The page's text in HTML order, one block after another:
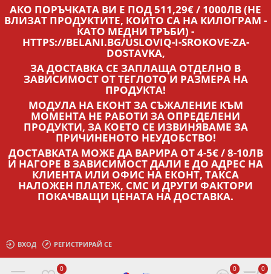
АКО ПОРЪЧКАТА ВИ Е ПОД 511,29€ / 1000ЛВ (НЕ
ВЛИЗАТ ПРОДУКТИТЕ, КОИТО СА НА КИЛОГРАМ -
КАТО МЕДНИ ТРЪБИ) -
HTTPS://BELANI.BG/USLOVIQ-I-SROKOVE-ZA-
DOSTAVKA,
ЗА ДОСТАВКА СЕ ЗАПЛАЩА ОТДЕЛНО В
ЗАВИСИМОСТ ОТ ТЕГЛОТО И РАЗМЕРА НА
ПРОДУКТА!
МОДУЛА НА ЕКОНТ ЗА СЪЖАЛЕНИЕ КЪМ
МОМЕНТА НЕ РАБОТИ ЗА ОПРЕДЕЛЕНИ
ПРОДУКТИ, ЗА КОЕТО СЕ ИЗВИНЯВАМЕ ЗА
ПРИЧИНЕНОТО НЕУДОБСТВО!
ДОСТАВКАТА МОЖЕ ДА ВАРИРА ОТ 4-5€ / 8-10ЛВ
И НАГОРЕ В ЗАВИСИМОСТ ДАЛИ Е ДО АДРЕС НА
КЛИЕНТА ИЛИ ОФИС НА ЕКОНТ, ТАКСА
НАЛОЖЕН ПЛАТЕЖ, СМС И ДРУГИ ФАКТОРИ
ПОКАЧВАЩИ ЦЕНАТА НА ДОСТАВКА.
ВХОД РЕГИСТРИРАЙ СЕ
0 0 0